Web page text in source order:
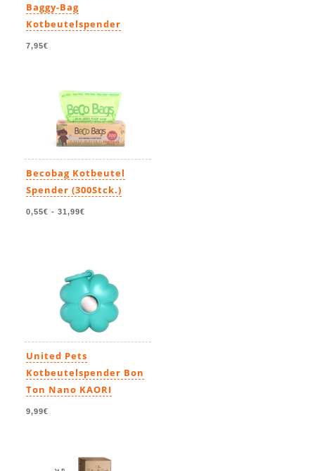
Baggy-Bag
Kotbeutelspender
7,95€
Becobag Kotbeutel
Spender (300Stck.)
0,55€ - 31,99€
United Pets
Kotbeutelspender Bon
Ton Nano KAORI
9,99€